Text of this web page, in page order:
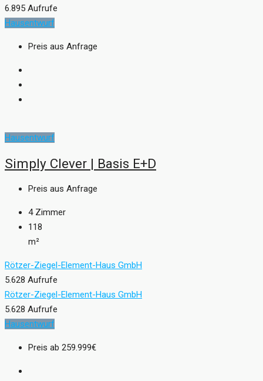
6.895 Aufrufe
Hausentwurf
Preis aus Anfrage
Hausentwurf
Simply Clever | Basis E+D
Preis aus Anfrage
4 Zimmer
118
m²
Rötzer-Ziegel-Element-Haus GmbH
5.628 Aufrufe
Rötzer-Ziegel-Element-Haus GmbH
5.628 Aufrufe
Hausentwurf
Preis ab 259.999€